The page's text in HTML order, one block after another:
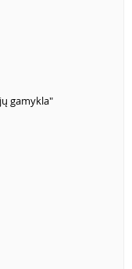
gamykla"